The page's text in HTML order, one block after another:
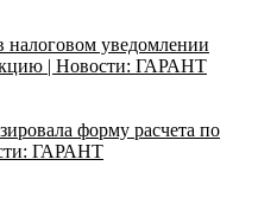
налоговом уведомлении
| Новости: ГАРАНТ
форму расчета по
ГАРАНТ